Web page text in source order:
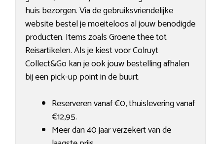
huis bezorgen. Via de gebruiksvriendelijke
website bestel je moeiteloos al jouw benodigde
producten. Items zoals Groene thee tot
Reisartikelen. Als je kiest voor Colruyt
Collect&Go kan je ook jouw bestelling afhalen
bij een pick-up point in de buurt.
Reserveren vanaf €0, thuislevering vanaf
€12,95.
Meer dan 40 jaar verzekert van de